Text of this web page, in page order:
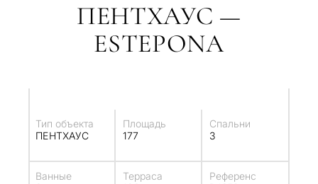
ПЕНТХАУС —
ESTEPONA
Тип объекта
ПЕНТХАУС
Площадь
177
Спальни
3
Ванные
Терраса
Референс